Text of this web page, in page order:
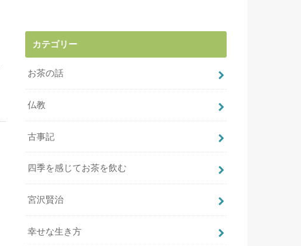
カテゴリー
お茶の話
仏教
古事記
四季を感じてお茶を飲む
宮沢賢治
幸せな生き方